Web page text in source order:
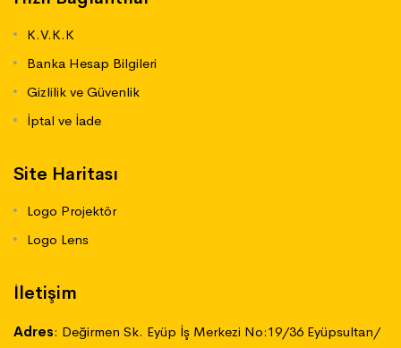
K.V.K.K
Banka Hesap Bilgileri
Gizlilik ve Güvenlik
İptal ve İade
Site Haritası
Logo Projektör
Logo Lens
İletişim
Adres: Değirmen Sk. Eyüp İş Merkezi No:19/36 Eyüpsultan/